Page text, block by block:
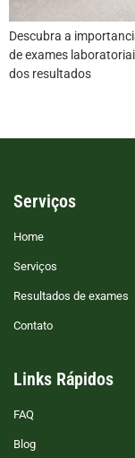
Descubra a
de exames
dos resultados
Serviços
Home
Serviços
Resultados de exames
Contato
Links Rápidos
FAQ
Blog